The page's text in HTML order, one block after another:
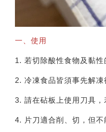
一、使用
1. 若切除酸性食物及黏性
2. 冷凍食品皆須事先解凍
3. 請在砧板上使用刀具，
4. 片刀適合削、切，但